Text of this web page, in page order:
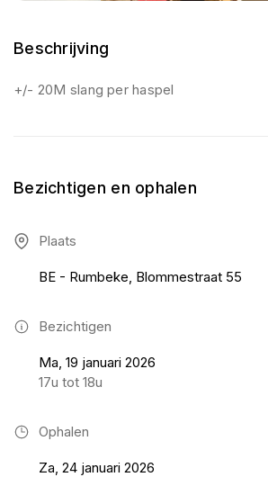
Beschrijving
+/- 20M slang per haspel
Bezichtigen en ophalen
Plaats
BE - Rumbeke, Blommestraat 55
Bezichtigen
Ma, 19 januari 2026
17u tot 18u
Ophalen
Za, 24 januari 2026